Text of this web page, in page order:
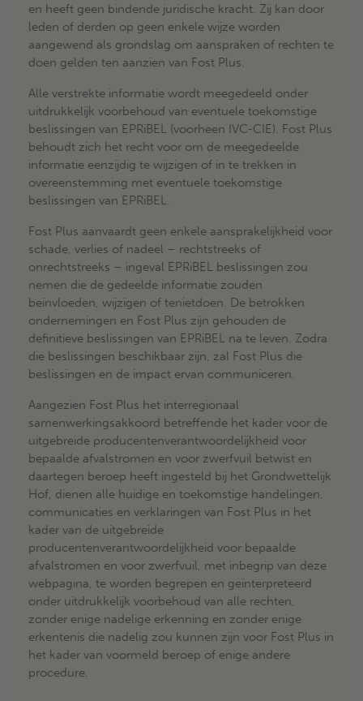
en heeft geen bindende juridische kracht. Zij kan door
leden of derden op geen enkele wijze worden
aangewend als grondslag om aanspraken of rechten te
doen gelden ten aanzien van Fost Plus.
Alle verstrekte informatie wordt meegedeeld onder
uitdrukkelijk voorbehoud van eventuele toekomstige
beslissingen van EPRiBEL (voorheen IVC-CIE). Fost Plus
behoudt zich het recht voor om de meegedeelde
informatie eenzijdig te wijzigen of in te trekken in
overeenstemming met eventuele toekomstige
beslissingen van EPRiBEL.
Fost Plus aanvaardt geen enkele aansprakelijkheid voor
schade, verlies of nadeel – rechtstreeks of
onrechtstreeks – ingeval EPRiBEL beslissingen zou
nemen die de gedeelde informatie zouden
beïnvloeden, wijzigen of tenietdoen. De betrokken
ondernemingen en Fost Plus zijn gehouden de
definitieve beslissingen van EPRiBEL na te leven. Zodra
die beslissingen beschikbaar zijn, zal Fost Plus die
beslissingen en de impact ervan communiceren.
Aangezien Fost Plus het interregionaal
samenwerkingsakkoord betreffende het kader voor de
uitgebreide producentenverantwoordelijkheid voor
bepaalde afvalstromen en voor zwerfvuil betwist en
daartegen beroep heeft ingesteld bij het Grondwettelijk
Hof, dienen alle huidige en toekomstige handelingen,
communicaties en verklaringen van Fost Plus in het
kader van de uitgebreide
producentenverantwoordelijkheid voor bepaalde
afvalstromen en voor zwerfvuil, met inbegrip van deze
webpagina, te worden begrepen en geïnterpreteerd
onder uitdrukkelijk voorbehoud van alle rechten,
zonder enige nadelige erkenning en zonder enige
erkentenis die nadelig zou kunnen zijn voor Fost Plus in
het kader van voormeld beroep of enige andere
procedure.